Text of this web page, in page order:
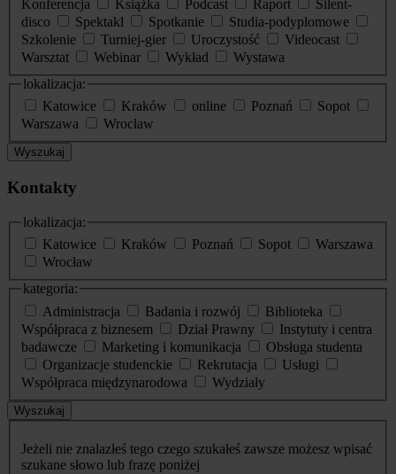
Konferencja
Książka Podcast Raport
Silent-
disco
Spektakl Spotkanie
Studia-podyplomowe
Szkolenie
Turniej-gier Uroczystość
Videocast
Warsztat
Webinar Wykład
Wystawa
lokalizacja:
Katowice
Kraków online Poznań
Sopot
Warszawa
Wrocław
Wyszukaj
Kontakty
lokalizacja:
Katowice
Kraków Poznań Sopot
Warszawa
Wrocław
kategoria:
Administracja
Badania i rozwój
Biblioteka
Współpraca z biznesem
Dział Prawny
Instytuty i centra
badawcze
Marketing i komunikacja
Obsługa studenta
Organizacje studenckie
Rekrutacja
Usługi
Współpraca międzynarodowa
Wydziały
Wyszukaj
Jeżeli nie znalazłeś tego czego szukałeś zawsze możesz wpisać
szukane słowo lub frazę poniżej